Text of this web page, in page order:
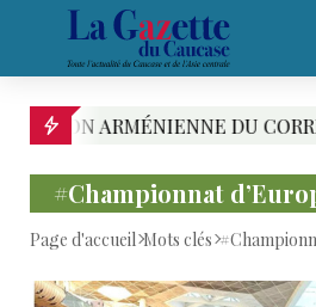
DU CORRIDOR DE
#Championnat
Page d'accueil Mots clés